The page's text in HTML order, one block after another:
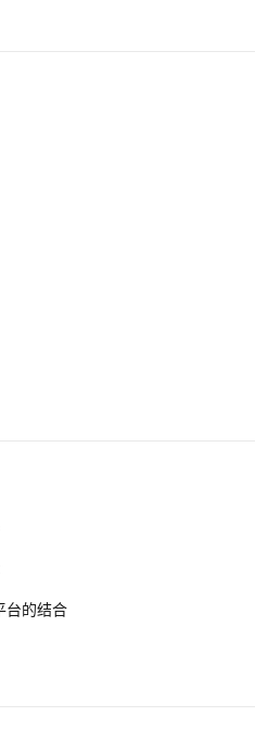
List using Visual
环遍历删除问题
理剖析
台的结合